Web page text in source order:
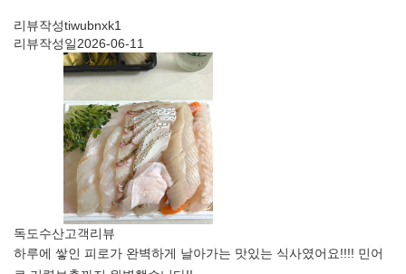
리뷰작성tiwubnxk1
리뷰작성일2026-06-11
독도수산고객리뷰
하루에 쌓인 피로가 완벽하게 날아가는 맛있는 식사였어요!!!! 민어